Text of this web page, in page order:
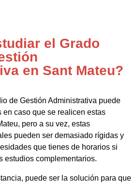
el Grado
en Sant Mateu?
de Gestión Administrativa puede
en caso que se realicen estas
pero a su vez, estas
pueden ser demasiado rígidas y
que tienes de horarios si
estudios complementarios.
puede ser la solución para que